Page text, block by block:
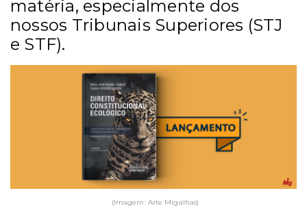
matéria, especialmente dos
nossos Tribunais Superiores (STJ
e STF).
(Imagem: Arte Migalhas)